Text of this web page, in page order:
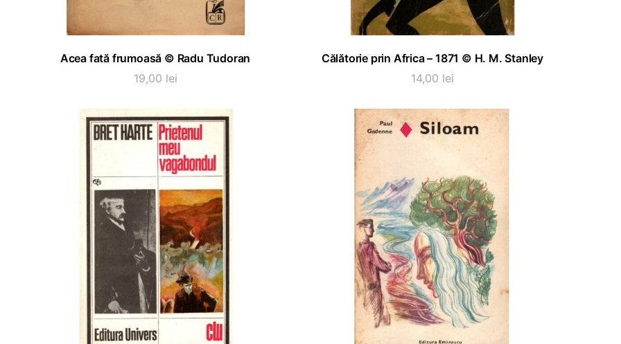
ADAUGĂ ÎN COȘ
Acea fată frumoasă © Radu Tudoran
19,00 lei
ADAUGĂ ÎN COȘ
Călătorie prin Africa – 1871 © H. M. Stanley
14,00 lei